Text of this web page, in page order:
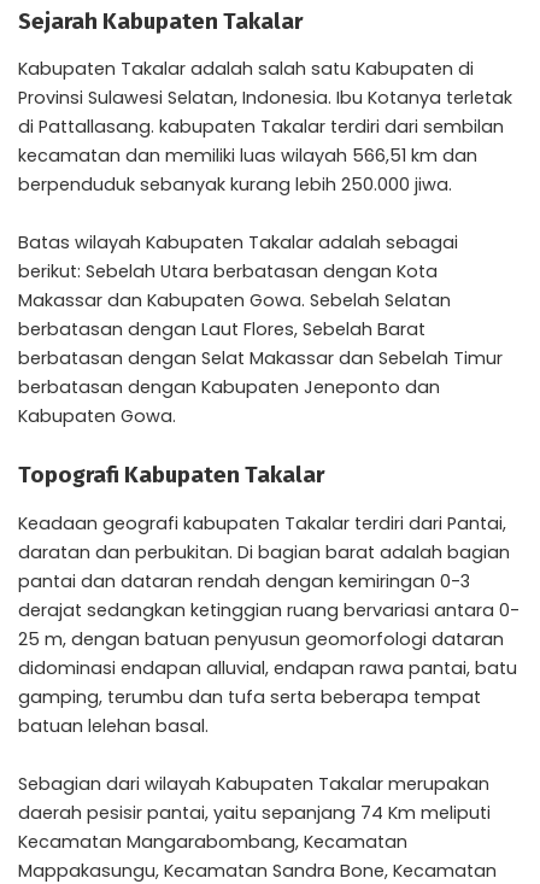
Sejarah Kabupaten Takalar
Kabupaten Takalar adalah salah satu Kabupaten di
Provinsi Sulawesi Selatan, Indonesia. Ibu Kotanya terletak
di Pattallasang. kabupaten Takalar terdiri dari sembilan
kecamatan dan memiliki luas wilayah 566,51 km dan
berpenduduk sebanyak kurang lebih 250.000 jiwa.
Batas wilayah Kabupaten Takalar adalah sebagai
berikut: Sebelah Utara berbatasan dengan Kota
Makassar dan Kabupaten Gowa. Sebelah Selatan
berbatasan dengan Laut Flores, Sebelah Barat
berbatasan dengan Selat Makassar dan Sebelah Timur
berbatasan dengan Kabupaten Jeneponto dan
Kabupaten Gowa.
Topografi Kabupaten Takalar
Keadaan geografi kabupaten Takalar terdiri dari Pantai,
daratan dan perbukitan. Di bagian barat adalah bagian
pantai dan dataran rendah dengan kemiringan 0-3
derajat sedangkan ketinggian ruang bervariasi antara 0-
25 m, dengan batuan penyusun geomorfologi dataran
didominasi endapan alluvial, endapan rawa pantai, batu
gamping, terumbu dan tufa serta beberapa tempat
batuan lelehan basal.
Sebagian dari wilayah Kabupaten Takalar merupakan
daerah pesisir pantai, yaitu sepanjang 74 Km meliputi
Kecamatan Mangarabombang, Kecamatan
Mappakasungu, Kecamatan Sandra Bone, Kecamatan